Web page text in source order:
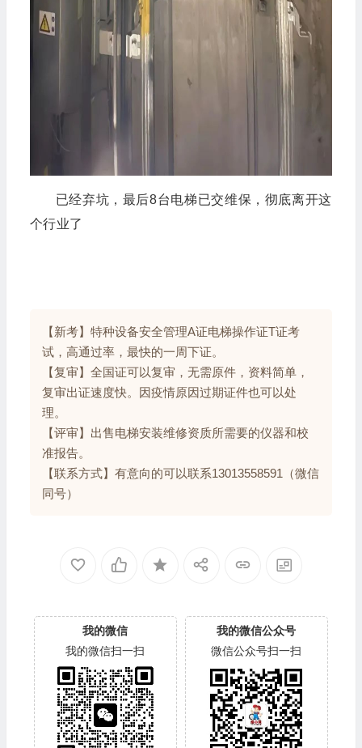
已经弃坑，最后8台电梯已交维保，彻底离开这
个行业了
【新考】特种设备安全管理A证电梯操作证T证考
试，高通过率，最快的一周下证。
【复审】全国证可以复审，无需原件，资料简单，
复审出证速度快。因疫情原因过期证件也可以处
理。
【评审】出售电梯安装维修资质所需要的仪器和校
准报告。
【联系方式】有意向的可以联系13013558591（微信
同号）
我的微信
我的微信扫一扫
我的微信公众号
微信公众号扫一扫